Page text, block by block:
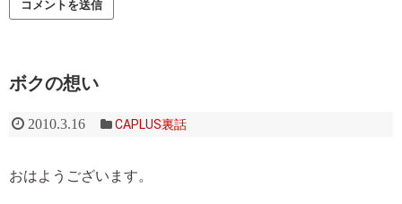
ボクの想い
2010.3.16 CAPLUS裏話
おはようございます。